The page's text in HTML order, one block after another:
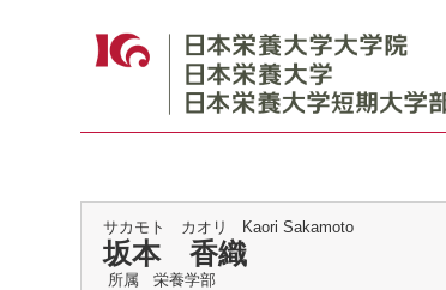
サカモト カオリ Kaori Sakamoto
坂本 香織
所属
栄養学部